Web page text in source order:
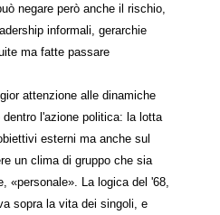
negare però anche il rischio,
informali, gerarchie
ma fatte passare
attenzione alle dinamiche
l'azione politica: la lotta
esterni ma anche sul
un clima di gruppo che sia
«personale». La logica del '68,
sopra la vita dei singoli, e